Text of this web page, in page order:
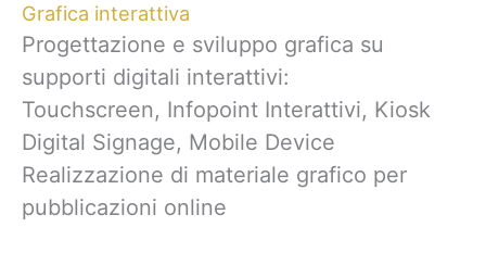
Grafica interattiva
Progettazione e sviluppo grafica su
supporti digitali interattivi:
Touchscreen, Infopoint Interattivi, Kiosk
Digital Signage, Mobile Device
Realizzazione di materiale grafico per
pubblicazioni online